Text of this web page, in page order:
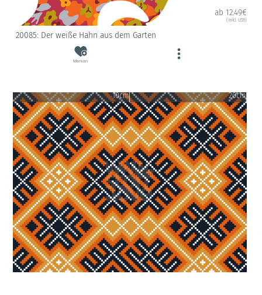
ab 12.49€
(inkl. USt)
20085: Der weiße Hahn aus dem Garten
Merken
10cm 20cm